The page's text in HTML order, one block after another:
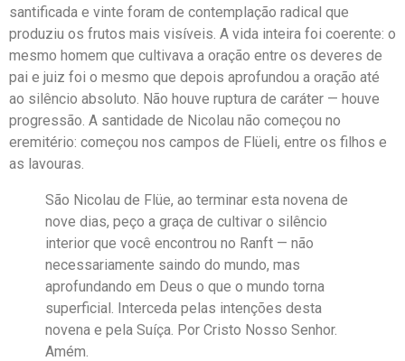
santificada e vinte foram de contemplação radical que
produziu os frutos mais visíveis. A vida inteira foi coerente: o
mesmo homem que cultivava a oração entre os deveres de
pai e juiz foi o mesmo que depois aprofundou a oração até
ao silêncio absoluto. Não houve ruptura de caráter — houve
progressão. A santidade de Nicolau não começou no
eremitério: começou nos campos de Flüeli, entre os filhos e
as lavouras.
São Nicolau de Flüe, ao terminar esta novena de
nove dias, peço a graça de cultivar o silêncio
interior que você encontrou no Ranft — não
necessariamente saindo do mundo, mas
aprofundando em Deus o que o mundo torna
superficial. Interceda pelas intenções desta
novena e pela Suíça. Por Cristo Nosso Senhor.
Amém.